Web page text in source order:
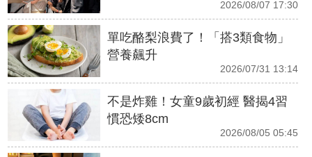
2026/08/07 17:30
單吃酪梨浪費了！「搭3類食物」
營養飆升
2026/07/31 13:14
不是炸雞！女童9歲初經 醫揭4習
慣恐矮8cm
2026/08/05 05:45